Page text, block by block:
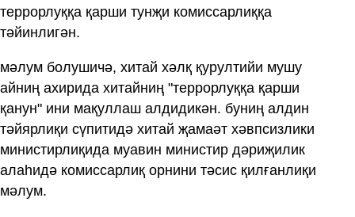
террорлуққа қарши тунҗи комиссарлиққа
тәйинлигән.
мәлум болушичә, хитай хәлқ қурултийи мушу
айниң ахирида хитайниң "террорлуққа қарши
қанун" ини мақуллаш алдидикән. буниң алдин
тәйярлиқи сүпитидә хитай җамаәт хәвпсизлики
министирлиқида муавин министир дәриҗилик
алаһидә комиссарлиқ орнини тәсис қилғанлиқи
мәлум.